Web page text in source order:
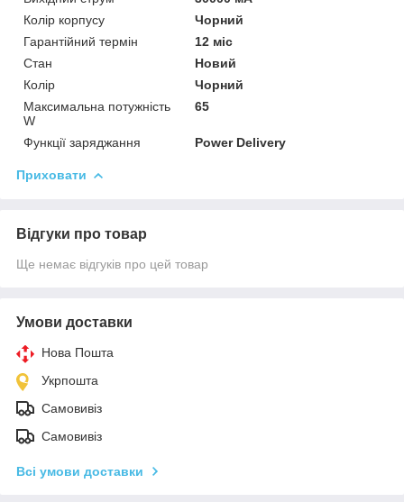
Колір корпусу
Чорний
Гарантійний термін
12 міс
Стан
Новий
Колір
Чорний
Максимальна потужність
W
65
Функції заряджання Power Delivery
Приховати
Відгуки про товар
Ще немає відгуків про цей товар
Умови доставки
Нова Пошта
Укрпошта
Самовивіз
Самовивіз
Всі умови доставки